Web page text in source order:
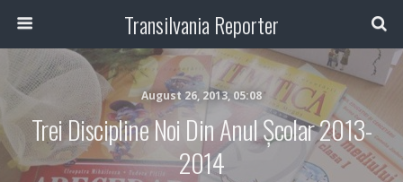
Transilvania Reporter
August 26, 2013, 05:08
Trei Discipline Noi Din Anul Școlar 2013-
2014